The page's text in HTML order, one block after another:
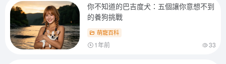
你不知道的巴吉度犬：五個讓你意想不到
的養狗挑戰
萌寵百科
1年前 33